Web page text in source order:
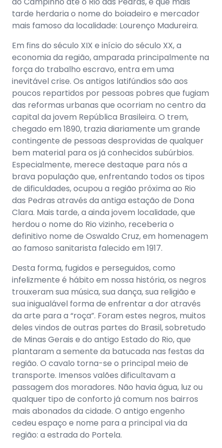
tarde herdaria o nome do boiadeiro e mercador
mais famoso da localidade: Lourenço Madureira.
Em fins do século XIX e início do século XX, a
economia da região, amparada principalmente na
força do trabalho escravo, entra em uma
inevitável crise. Os antigos latifúndios são aos
poucos repartidos por pessoas pobres que fugiam
das reformas urbanas que ocorriam no centro da
capital da jovem República Brasileira. O trem,
chegado em 1890, trazia diariamente um grande
contingente de pessoas desprovidas de qualquer
bem material para os já conhecidos subúrbios.
Especialmente, merece destaque para nós a
brava população que, enfrentando todos os tipos
de dificuldades, ocupou a região próxima ao Rio
das Pedras através da antiga estação de Dona
Clara. Mais tarde, a ainda jovem localidade, que
herdou o nome do Rio vizinho, receberia o
definitivo nome de Oswaldo Cruz, em homenagem
ao famoso sanitarista falecido em 1917.
Desta forma, fugidos e perseguidos, como
infelizmente é hábito em nossa história, os negros
trouxeram sua música, sua dança, sua religião e
sua inigualável forma de enfrentar a dor através
da arte para a “roça”. Foram estes negros, muitos
deles vindos de outras partes do Brasil, sobretudo
de Minas Gerais e do antigo Estado do Rio, que
plantaram a semente da batucada nas festas da
região. O cavalo torna-se o principal meio de
transporte. Imensos valões dificultavam a
passagem dos moradores. Não havia água, luz ou
qualquer tipo de conforto já comum nos bairros
mais abonados da cidade. O antigo engenho
cedeu espaço e nome para a principal via da
região: a estrada do Portela.